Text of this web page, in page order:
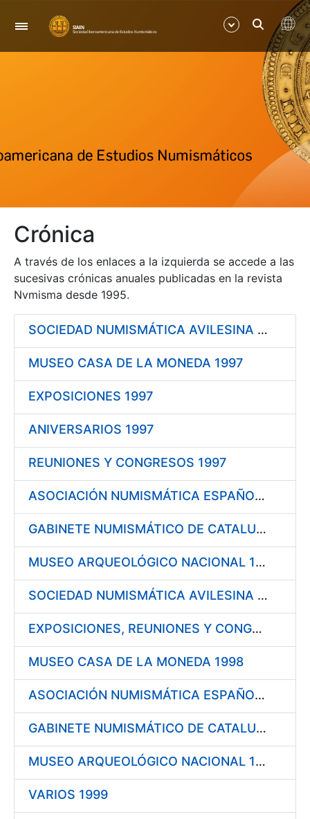
Navegación
Mostrar/Ocultar
Mostrar/Ocultar
Mostrar/Ocultar
Crónica
A través de los enlaces a la izquierda se accede a las
sucesivas crónicas anuales publicadas en la revista
Nvmisma desde 1995.
SOCIEDAD NUMISMÁTICA AVILESINA 1997
MUSEO CASA DE LA MONEDA 1997
EXPOSICIONES 1997
ANIVERSARIOS 1997
REUNIONES Y CONGRESOS 1997
ASOCIACIÓN NUMISMÁTICA ESPAÑOLA 1998
GABINETE NUMISMÁTICO DE CATALUÑA 1998
MUSEO ARQUEOLÓGICO NACIONAL 1998
SOCIEDAD NUMISMÁTICA AVILESINA 1998
EXPOSICIONES, REUNIONES Y CONGRESOS 1998
MUSEO CASA DE LA MONEDA 1998
ASOCIACIÓN NUMISMÁTICA ESPAÑOLA 1999
GABINETE NUMISMÁTICO DE CATALUÑA 1999
MUSEO ARQUEOLÓGICO NACIONAL 1999
VARIOS 1999